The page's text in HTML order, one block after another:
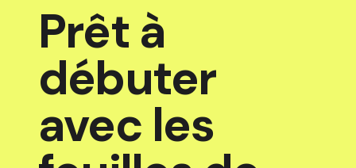
Prêt à
débuter
avec les